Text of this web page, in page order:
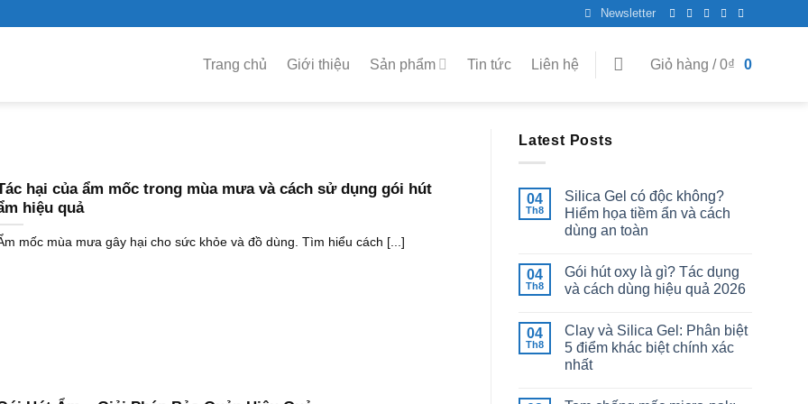
Newsletter
Trang chủ Giới thiệu Sản phẩm Tin tức Liên hệ Giỏ hàng /0₫ 0
hại của ẩm mốc trong mùa mưa và cách sử dụng gói hút
hiệu quả
mốc mùa mưa gây hại cho sức khỏe và đồ dùng. Tìm hiểu cách [...]
Latest Posts
04
Th8
Silica Gel có độc không?
Hiểm họa tiềm ẩn và cách
dùng an toàn
04
Th8
Gói hút oxy là gì? Tác dụng
và cách dùng hiệu quả 2026
04
Th8
Clay và Silica Gel: Phân biệt
5 điểm khác biệt chính xác
nhất